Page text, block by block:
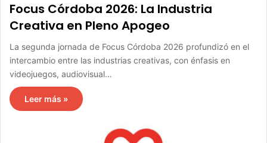
Focus Córdoba 2026: La Industria
Creativa en Pleno Apogeo
La segunda jornada de Focus Córdoba 2026 profundizó en el
intercambio entre las industrias creativas, con énfasis en
videojuegos, audiovisual…
Leer más »